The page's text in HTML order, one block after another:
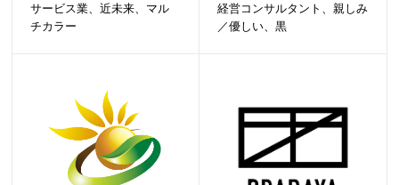
サービス業、近未来、マル
チカラー
経営コンサルタント、親しみ
／優しい、黒